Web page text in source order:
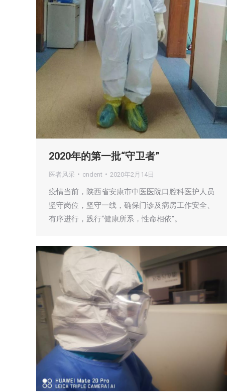
2020年的第一批“守卫者”
医者风采 cndent 2020年2月14日
疫情当前，陕西省安康市中医医院口腔科医护人员
坚守岗位，坚守一线，确保门诊及病房工作安全、
有序进行，践行“健康所系，性命相依”。